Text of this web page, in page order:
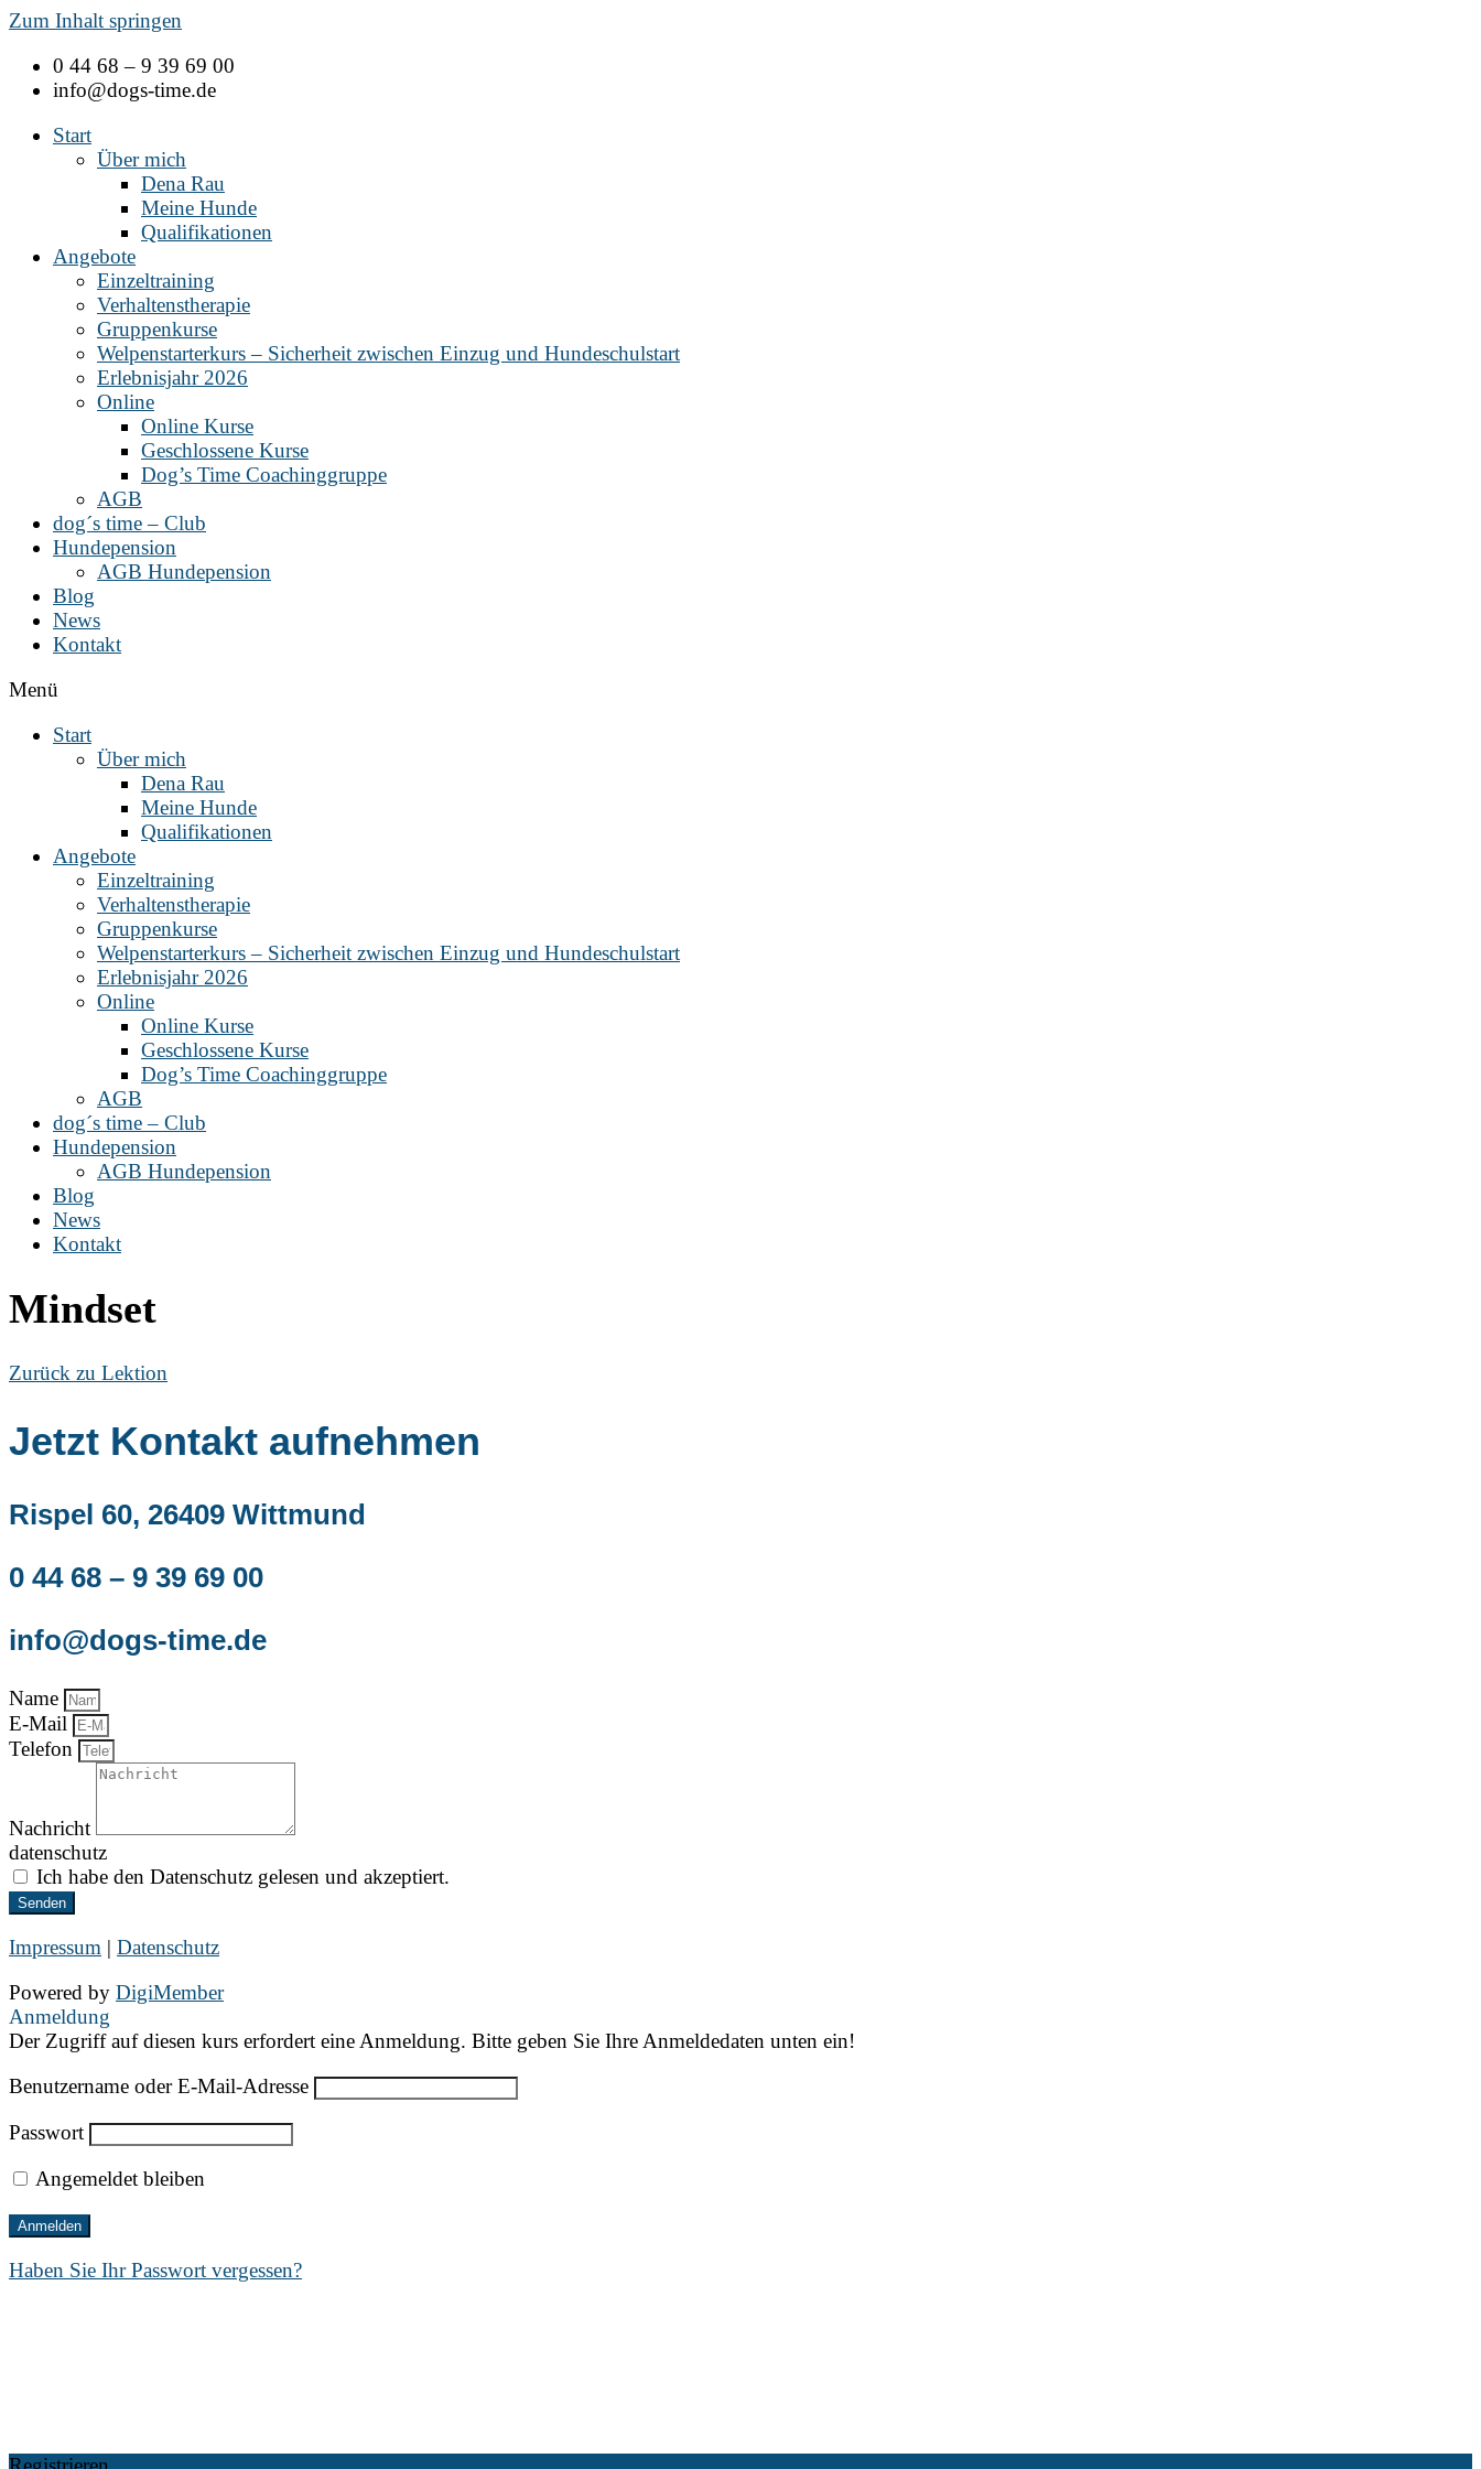
Zum Inhalt springen
0 44 68 – 9 39 69 00
info@dogs-time.de
Start
Über mich
Dena Rau
Meine Hunde
Qualifikationen
Angebote
Einzeltraining
Verhaltenstherapie
Gruppenkurse
Welpenstarterkurs – Sicherheit zwischen Einzug und Hundeschulstart
Erlebnisjahr 2026
Online
Online Kurse
Geschlossene Kurse
Dog’s Time Coachinggruppe
AGB
dog´s time – Club
Hundepension
AGB Hundepension
Blog
News
Kontakt
Menü
Start
Über mich
Dena Rau
Meine Hunde
Qualifikationen
Angebote
Einzeltraining
Verhaltenstherapie
Gruppenkurse
Welpenstarterkurs – Sicherheit zwischen Einzug und Hundeschulstart
Erlebnisjahr 2026
Online
Online Kurse
Geschlossene Kurse
Dog’s Time Coachinggruppe
AGB
dog´s time – Club
Hundepension
AGB Hundepension
Blog
News
Kontakt
Mindset
Zurück zu Lektion
Jetzt Kontakt aufnehmen
Rispel 60, 26409 Wittmund
0 44 68 – 9 39 69 00
info@dogs-time.de
Name
E-Mail
Telefon
Nachricht
datenschutz
Ich habe den Datenschutz gelesen und akzeptiert.
Senden
Impressum | Datenschutz
Powered by DigiMember
Anmeldung
Der Zugriff auf diesen kurs erfordert eine Anmeldung. Bitte geben Sie Ihre Anmeldedaten unten ein!
Benutzername oder E-Mail-Adresse
Passwort
Angemeldet bleiben
Haben Sie Ihr Passwort vergessen?